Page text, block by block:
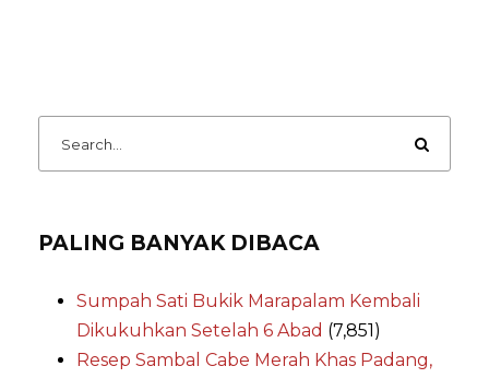
PALING BANYAK DIBACA
Sumpah Sati Bukik Marapalam Kembali
Dikukuhkan Setelah 6 Abad (7,851)
Resep Sambal Cabe Merah Khas Padang,